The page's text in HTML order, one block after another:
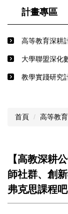
計畫專區
高等教育深耕
⼤學聯盟深化
教學實踐研究
首頁 高等教
【高教深耕
師社群、創
弗克思課程